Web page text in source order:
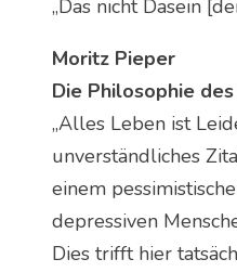
„Das nicht Dasein
Moritz Pieper
Die Philosophie
„Alles Leben ist
unverständliches
einem
depressiven
Dies trifft hier